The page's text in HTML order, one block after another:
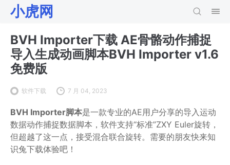
小虎网
BVH Importer下载 AE骨骼动作捕捉
导入生成动画脚本BVH Importer v1.6
免费版
软件下载 7 月 04, 2023
BVH Importer脚本是一款专业的AE用户分享的导入运动
数据动作捕捉数据脚本，软件支持“标准”ZXY Euler旋转，
但超越了这一点，接受混合联合旋转。需要的朋友快来知
识兔下载体验吧！